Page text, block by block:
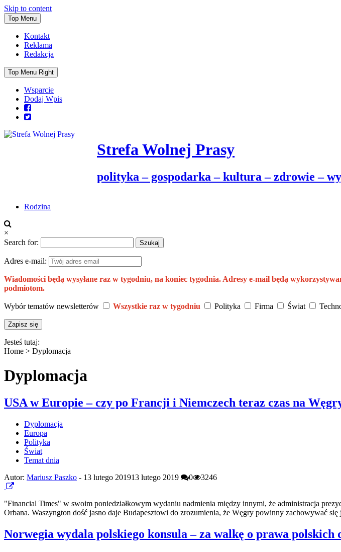
Skip to content
Top Menu
Kontakt
Reklama
Redakcja
Top Menu Right
Wsparcie
Dodaj Wpis
Strefa Wolnej Prasy
polityka – gospodarka – kultura – zdrowie –
Rodzina
×
Search for:
Adres e-mail:
Wiadomości będą wysyłane raz w tygodniu, na koniec tygodnia. Adresy e-mail będą
podmiotom.
Wybór tematów newsletterów Wszystkie raz w tygodniu Polityka Firma Świat
Jesteś tutaj:
Home > Dyplomacja
Dyplomacja
USA w Europie – czy po Francji i Niemczech teraz czas na
Dyplomacja
Europa
Polityka
Świat
Temat dnia
Autor: Mariusz Paszko - 13 lutego 201913 lutego 2019 0 3246
"Financial Times" w swoim poniedziałkowym wydaniu nadmienia między innymi, że administracja
Orbana. Waszyngton dość jasno daje Budapesztowi do zrozumienia, że Węgry powinny zachowywać
Norwegia wydala polskiego konsula – za walkę o prawa polskich